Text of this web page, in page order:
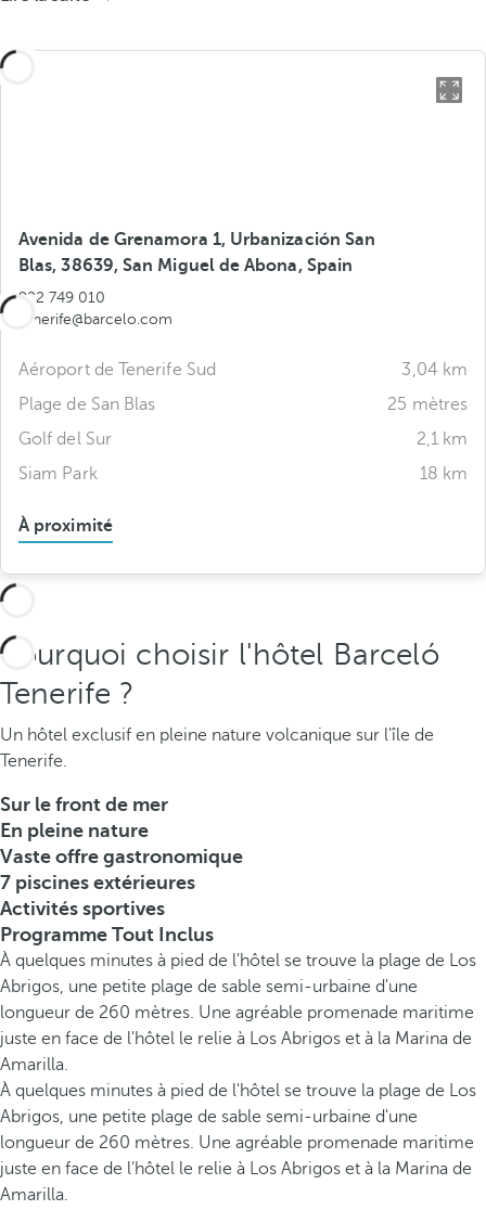
Avenida de Grenamora 1, Urbanización San
Blas, 38639, San Miguel de Abona, Spain
922 749 010
tenerife@barcelo.com
Aéroport de Tenerife Sud
3,04 km
Plage de San Blas
25 mètres
Golf del Sur
2,1 km
Siam Park
18 km
À proximité
Pourquoi choisir l'hôtel Barceló
Tenerife ?
Un hôtel exclusif en pleine nature volcanique sur l'île de
Tenerife.
Sur le front de mer
En pleine nature
Vaste offre gastronomique
7 piscines extérieures
Activités sportives
Programme Tout Inclus
À quelques minutes à pied de l'hôtel se trouve la plage de Los
Abrigos, une petite plage de sable semi-urbaine d'une
longueur de 260 mètres. Une agréable promenade maritime
juste en face de l'hôtel le relie à Los Abrigos et à la Marina de
Amarilla.
À quelques minutes à pied de l'hôtel se trouve la plage de Los
Abrigos, une petite plage de sable semi-urbaine d'une
longueur de 260 mètres. Une agréable promenade maritime
juste en face de l'hôtel le relie à Los Abrigos et à la Marina de
Amarilla.